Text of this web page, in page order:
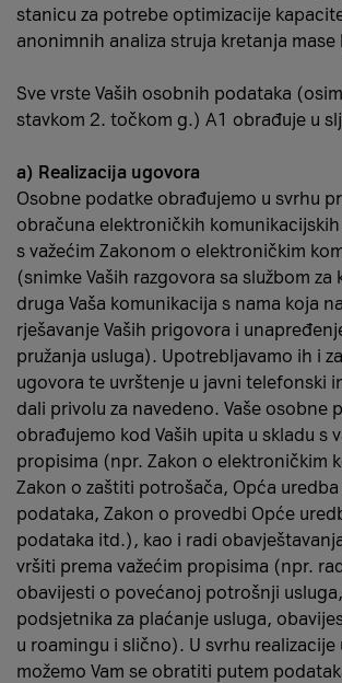
stanicu za potrebe optimizacije
anonimnih analiza struja kretanja
Sve vrste Vaših osobnih podataka
stavkom 2. točkom g.) A1 obrađuje u
a) Realizacija ugovora
Osobne podatke obrađujemo u svrhu
obračuna elektroničkih komunikacijskih
s važećim Zakonom o elektroničkim
(snimke Vaših razgovora sa službom za
druga Vaša komunikacija s nama koja
rješavanje Vaših prigovora i
pružanja usluga). Upotrebljavamo ih i
ugovora te uvrštenje u javni telefonski
dali privolu za navedeno. Vaše osobne
obrađujemo kod Vaših upita u skladu s
propisima (npr. Zakon o elektroničkim
Zakon o zaštiti potrošača, Opća
podataka, Zakon o provedbi Opće
podataka itd.), kao i radi
vršiti prema važećim propisima (npr.
obavijesti o povećanoj potrošnji
podsjetnika za plaćanje usluga,
u roamingu i slično). U svrhu realizacije
možemo Vam se obratiti putem